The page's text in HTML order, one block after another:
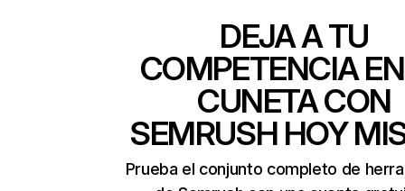
DEJA A TU
COMPETENCIA
CUNETA CON
SEMRUSH HOY
Prueba el conjunto completo de